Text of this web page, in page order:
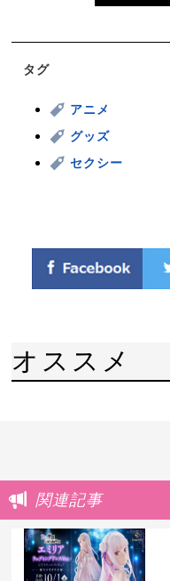
タグ
アニメ
グッズ
セクシー
オススメ
関連記事